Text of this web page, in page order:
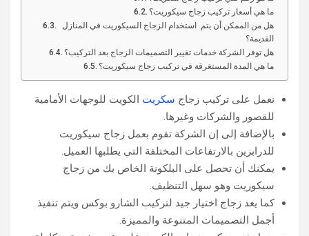
ما هي أسعار تركيب زجاج سيكوريت؟
هل من الممكن أن يتم استخدام الزجاج السيكوريت في المنازل
القديمة؟
هل توفر الشركة خدمات تغيير التصميمات الزجاج بعد التركيب؟
ما هي المدة المستغرقة في تركيب زجاج سيكوريت؟
نعمل على تركيب زجاج سكريت الكويت للوجهات الأمامية
للقصور والشركات وغيرها.
بالإضافة إلى إن الشركة تقوم بعمل زجاج سيكوريت
للدرابزين بالارتفاعات المختلفة التي يطلبها العميل.
يمكنك أن تحصل على البلكونة الخاص بك من زجاج
سيكوريت وهو سهل التنظيف.
كما يعد زجاج اختيار جيد لتركيب الشارو بوكس ويتم تنفيذ
أجمل التصميمات المتنوعة والمميزة.